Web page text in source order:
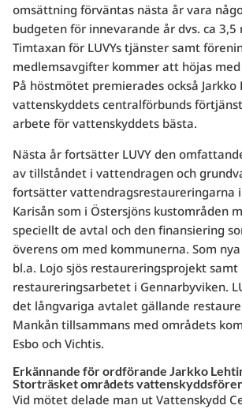
omsättning förväntas nästa år vara
budgeten för innevarande år dvs. ca 3,5
Timtaxan för LUVYs tjänster samt
medlemsavgifter kommer att höjas
På höstmötet premierades också Jarkko
vattenskyddets centralförbunds
arbete för vattenskyddets bästa.
Nästa år fortsätter LUVY den
av tillståndet i vattendragen och
fortsätter vattendragsrestaureringarna i
Karisån som i Östersjöns kustområden
speciellt de avtal och den finansiering
överens om med kommunerna. Som
bl.a. Lojo sjös restaureringsprojekt samt
restaureringsarbetet i Gennarbyviken.
det långvariga avtalet gällande
Mankån tillsammans med områdets
Esbo och Vichtis.
Erkännande för ordförande Jarkko
Storträsket områdets
Vid mötet delade man ut Vattenskydd